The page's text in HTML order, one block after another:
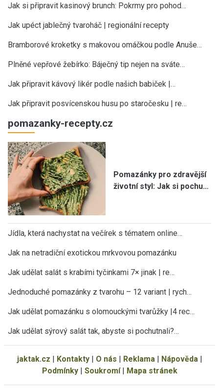
Jak si připravit kasinový brunch: Pokrmy pro pohod…
Jak upéct jablečný tvaroháč | regionální recepty
Bramborové kroketky s makovou omáčkou podle Anuše…
Plněné vepřové žebírko: Báječný tip nejen na sváte…
Jak připravit kávový likér podle našich babiček |…
Jak připravit posvícenskou husu po staročesku | re…
pomazanky-recepty.cz
Pomazánky pro zdravější
životní styl: Jak si pochu…
Jídla, která nachystat na večírek s tématem online…
Jak na netradiční exotickou mrkvovou pomazánku
Jak udělat salát s krabími tyčinkami 7× jinak | re…
Jednoduché pomazánky z tvarohu – 12 variant | rych…
Jak udělat pomazánku s olomouckými tvarůžky |4 rec…
Jak udělat sýrový salát tak, abyste si pochutnali?…
jaktak.cz | Kontakty| O nás | Reklama | Nápověda |
Podmínky| Soukromí| Mapa stránek